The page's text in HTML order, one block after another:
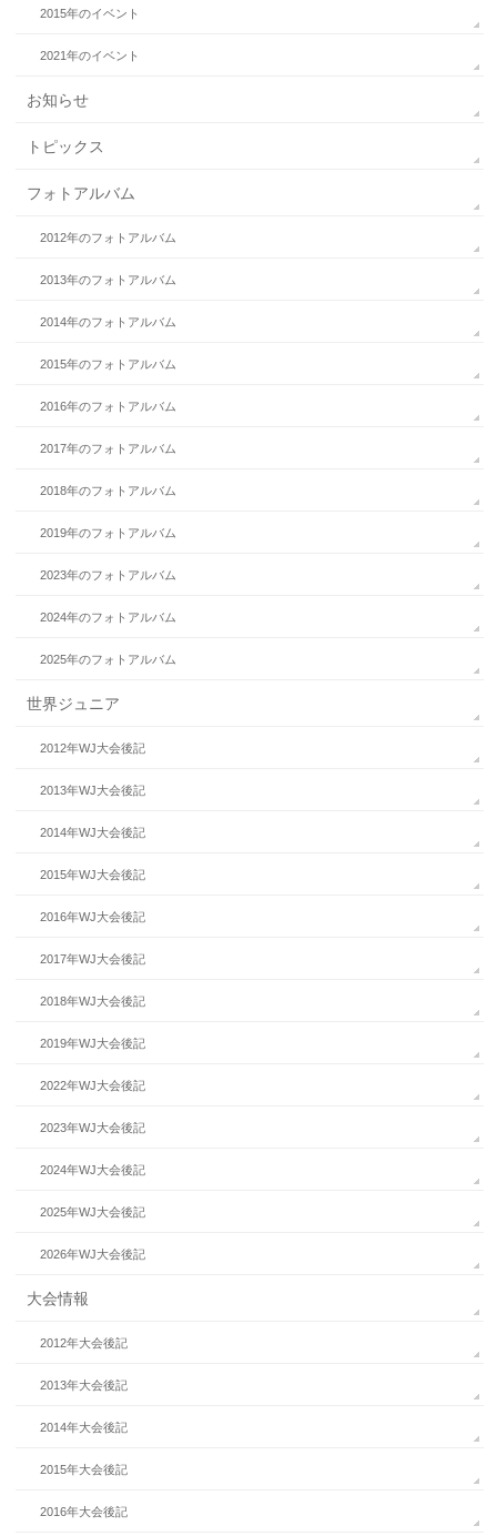
2015年のイベント
2021年のイベント
お知らせ
トピックス
フォトアルバム
2012年のフォトアルバム
2013年のフォトアルバム
2014年のフォトアルバム
2015年のフォトアルバム
2016年のフォトアルバム
2017年のフォトアルバム
2018年のフォトアルバム
2019年のフォトアルバム
2023年のフォトアルバム
2024年のフォトアルバム
2025年のフォトアルバム
世界ジュニア
2012年WJ大会後記
2013年WJ大会後記
2014年WJ大会後記
2015年WJ大会後記
2016年WJ大会後記
2017年WJ大会後記
2018年WJ大会後記
2019年WJ大会後記
2022年WJ大会後記
2023年WJ大会後記
2024年WJ大会後記
2025年WJ大会後記
2026年WJ大会後記
大会情報
2012年大会後記
2013年大会後記
2014年大会後記
2015年大会後記
2016年大会後記